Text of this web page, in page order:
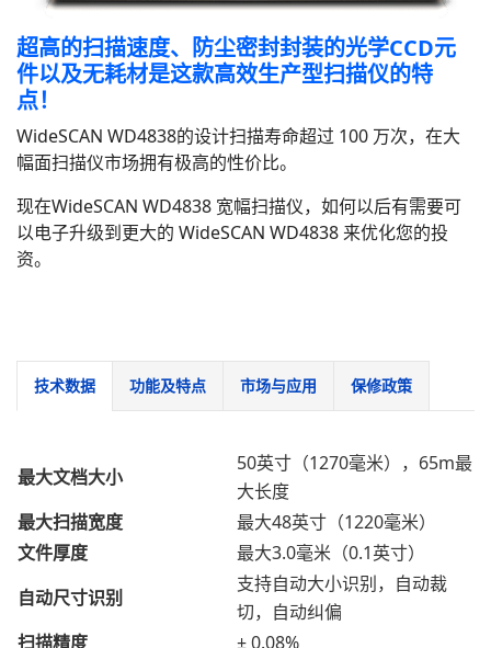
超高的扫描速度、防尘密封封装的光学CCD元
件以及无耗材是这款高效生产型扫描仪的特
点！
WideSCAN WD4838的设计扫描寿命超过 100 万次，在大
幅面扫描仪市场拥有极高的性价比。
现在WideSCAN WD4838 宽幅扫描仪，如何以后有需要可
以电子升级到更大的 WideSCAN WD4838 来优化您的投
资。
技术数据 功能及特点 市场与应用 保修政策
最大文档大小
50英寸（1270毫米），65m最
大长度
最大扫描宽度
最大48英寸（1220毫米）
文件厚度
最大3.0毫米（0.1英寸）
自动尺寸识别
支持自动大小识别，自动裁
切，自动纠偏
扫描精度
± 0.08%